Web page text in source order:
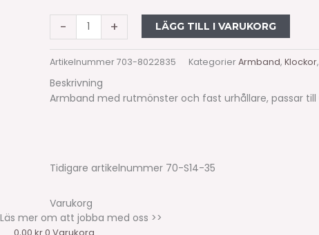
- + LÄGG TILL I VARUKORG
Artikelnummer703-8022835 KategorierArmband, Klockor,
Beskrivning
Armband med rutmönster och fast urhållare, passar
Tidigare artikelnummer 70-S14-35
Varukorg
Läs mer om att jobba med oss >>